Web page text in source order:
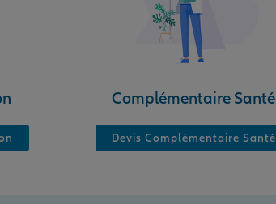
Complémentaire Santé
Devis Complémentaire Santé